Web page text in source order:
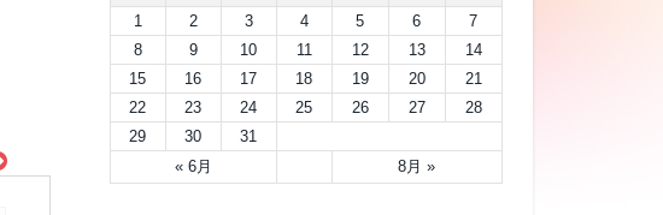
« 6月 8月 »
1 2 3 4 5 6
7
8
9 10 11 12 13
14
15
16 17 18 19 20
21
22
23 24 25 26 27
28
29
30 31